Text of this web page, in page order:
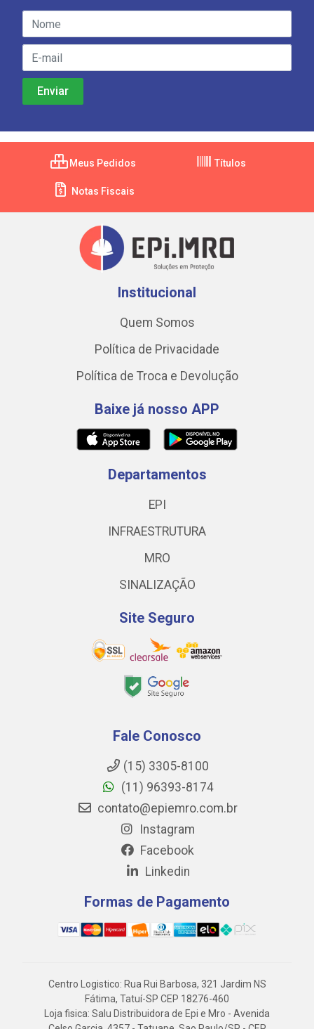
Meus Pedidos Títulos
Notas Fiscais
Institucional
Quem Somos
Política de Privacidade
Política de Troca e Devolução
Baixe já nosso APP
Departamentos
EPI
INFRAESTRUTURA
MRO
SINALIZAÇÃO
Site Seguro
Fale Conosco
(15) 3305-8100
(11) 96393-8174
contato@epiemro.com.br
Instagram
Facebook
Linkedin
Formas de Pagamento
Centro Logistico: Rua Rui Barbosa, 321 Jardim NS
Fátima, Tatuí-SP CEP 18276-460
Loja fisica: Salu Distribuidora de Epi e Mro - Avenida